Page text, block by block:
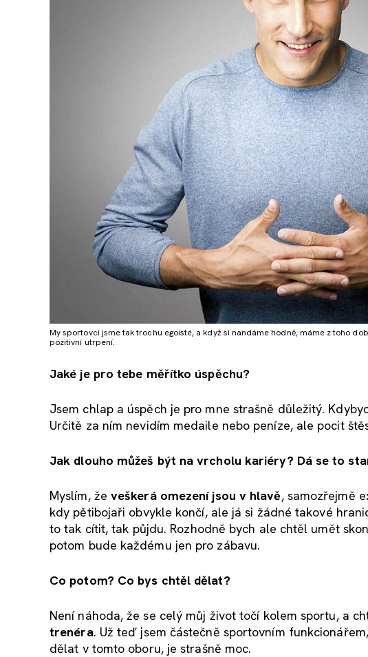
My sportovci jsme tak trochu egoisté, a když si nandáme hodně, máme z toho
pozitivní utrpení.
Jaké je pro tebe měřítko úspěchu?
Jsem chlap a úspěch je pro mne strašně důležitý.
Určitě za ním nevidím medaile nebo peníze, ale pocit
Jak dlouho můžeš být na vrcholu kariéry? Dá se to
Myslím, že veškerá omezení jsou v hlavě, samozřejmě
kdy pětibojaři obvykle končí, ale já si žádné takové
to tak cítit, tak půjdu. Rozhodně bych ale chtěl umět
potom bude každému jen pro zábavu.
Co potom? Co bys chtěl dělat?
Není náhoda, že se celý můj život točí kolem sportu, a
trenéra. Už teď jsem částečně sportovním
dělat v tomto oboru, je strašně moc.